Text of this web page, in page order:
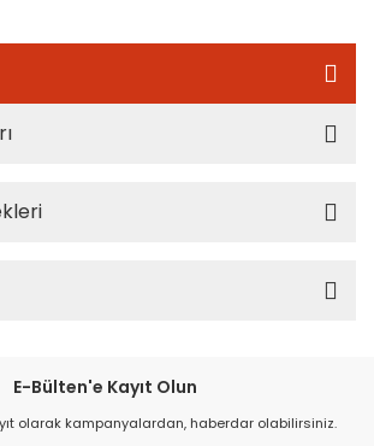
E-Bülten'e Kayıt Olun
olarak kampanyalardan, haberdar olabilirsiniz.